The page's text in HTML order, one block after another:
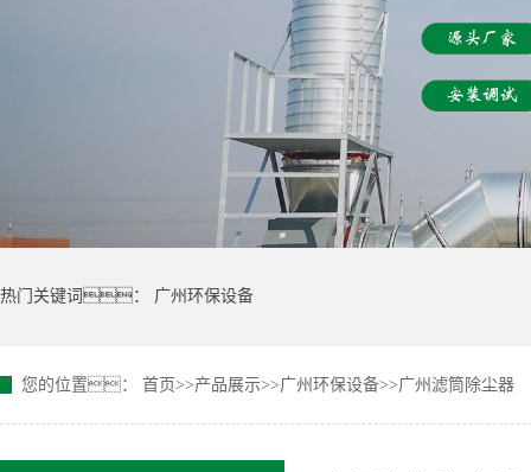
热门关键词： 广州环保设备
您的位置： 首页>>产品展示>>广州环保设备>>广州滤筒除尘器